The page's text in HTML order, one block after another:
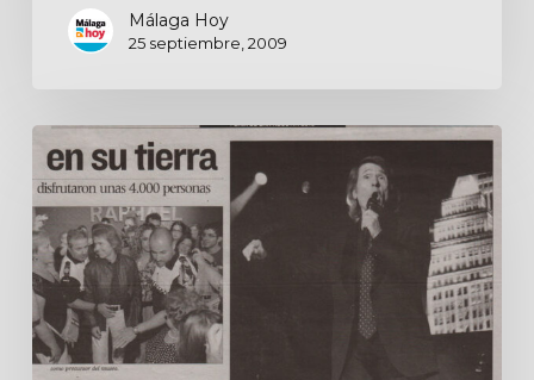
Málaga Hoy
25 septiembre, 2009
«gran
noche»
de
Raphael
en
su
tierra